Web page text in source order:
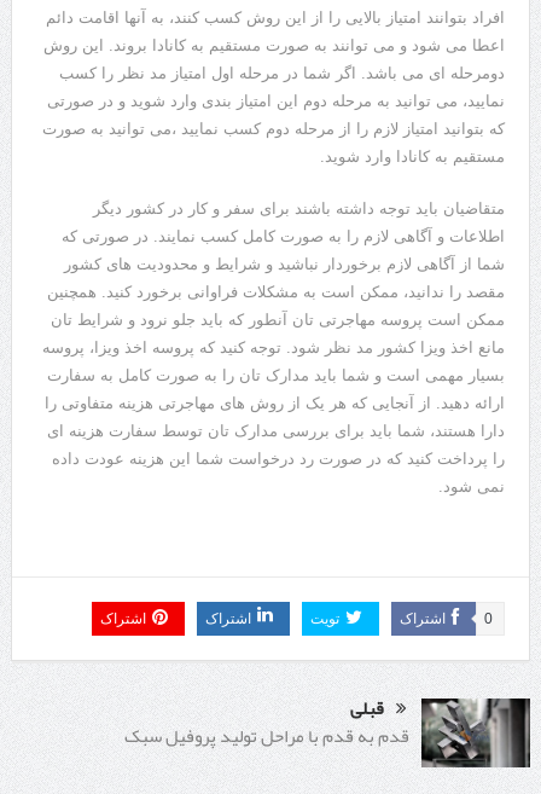
افراد بتوانند امتیاز بالایی را از این روش کسب کنند، به آنها اقامت دائم
اعطا می شود و می توانند به صورت مستقیم به کانادا بروند. این روش
دومرحله ای می باشد. اگر شما در مرحله اول امتیاز مد نظر را کسب
نمایید، می توانید به مرحله دوم این امتیاز بندی وارد شوید و در صورتی
که بتوانید امتیاز لازم را از مرحله دوم کسب نمایید ،می توانید به صورت
مستقیم به کانادا وارد شوید.
متقاضیان باید توجه داشته باشند برای سفر و کار در کشور دیگر
اطلاعات و آگاهی لازم را به صورت کامل کسب نمایند. در صورتی که
شما از آگاهی لازم برخوردار نباشید و شرایط و محدودیت های کشور
مقصد را ندانید، ممکن است به مشکلات فراوانی برخورد کنید. همچنین
ممکن است پروسه مهاجرتی تان آنطور که باید جلو نرود و شرایط تان
مانع اخذ ویزا کشور مد نظر شود. توجه کنید که پروسه اخذ ویزا، پروسه
بسیار مهمی است و شما باید مدارک تان را به صورت کامل به سفارت
ارائه دهید. از آنجایی که هر یک از روش های مهاجرتی هزینه متفاوتی را
دارا هستند، شما باید برای بررسی مدارک تان توسط سفارت هزینه ای
را پرداخت کنید که در صورت رد درخواست شما این هزینه عودت داده
نمی شود.
اشتراک 0 تویت اشتراک اشتراک
قبلی
قدم به قدم با مراحل تولید پروفیل سبک